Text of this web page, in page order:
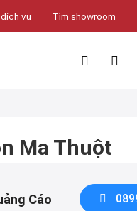
vụ Tìm showroom
Ma Thuột
Cáo